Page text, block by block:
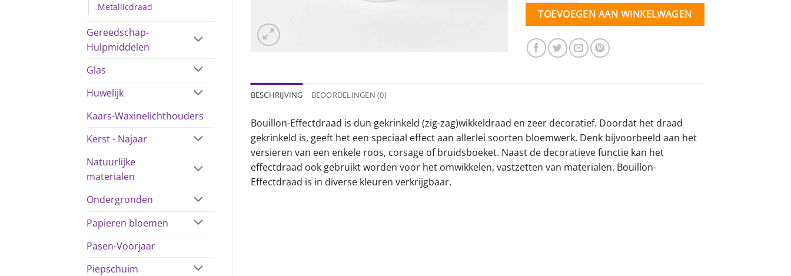
Metallicdraad
Gereedschap-
Hulpmiddelen
Glas
Huwelijk
Kaars-Waxinelichthouders
Kerst - Najaar
Natuurlijke
materialen
Ondergronden
Papieren bloemen
Pasen-Voorjaar
Piepschuim
TOEVOEGEN AAN WINKELWAGEN
BESCHRIJVING BEOORDELINGEN (0)
Bouillon-Effectdraad is dun gekrinkeld (zig-zag)wikkeldraad en zeer decoratief. Doordat het draad
gekrinkeld is, geeft het een speciaal effect aan allerlei soorten bloemwerk. Denk bijvoorbeeld aan het
versieren van een enkele roos, corsage of bruidsboeket. Naast de decoratieve functie kan het
effectdraad ook gebruikt worden voor het omwikkelen, vastzetten van materialen. Bouillon-
Effectdraad is in diverse kleuren verkrijgbaar.